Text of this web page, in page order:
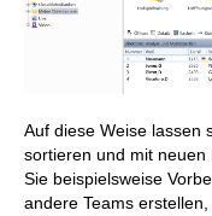
Auf diese Weise lassen
sortieren und mit neuen
Sie beispielsweise
andere Teams